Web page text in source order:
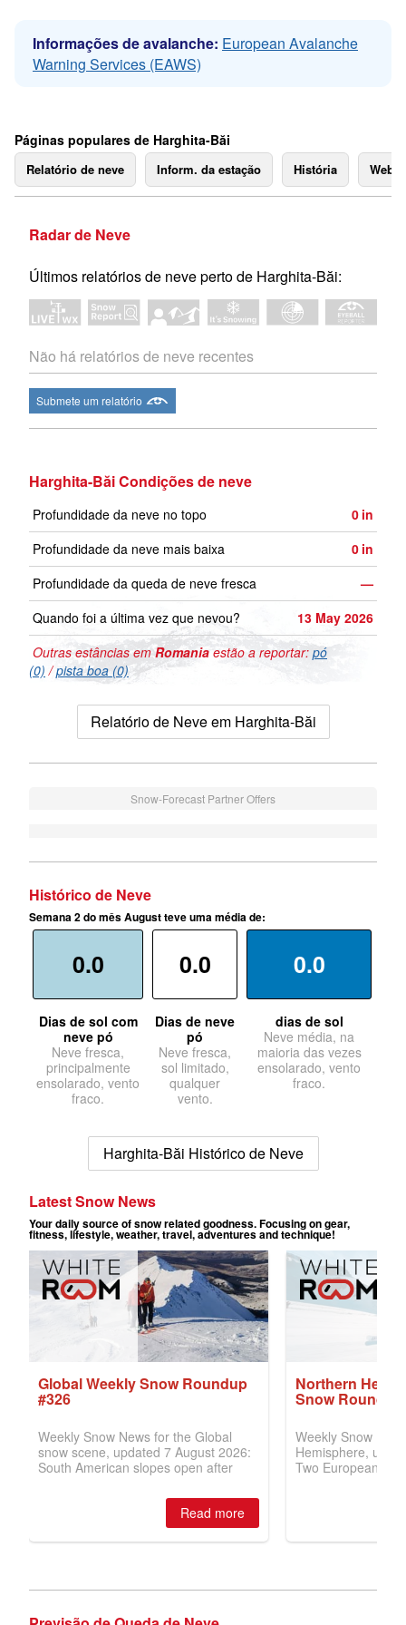
Informações de avalanche: European Avalanche
Warning Services (EAWS)
Páginas populares de Harghita-Băi
Relatório de neve Inform. da estação História
Radar de Neve
Últimos relatórios de neve perto de Harghita-Băi:
Não há relatórios de neve recentes
Submete um relatório
Harghita-Băi Condições de neve
Profundidade da neve no topo 0 in
Profundidade da neve mais baixa
0 in
Profundidade da queda de neve fresca
—
Quando foi a última vez que nevou?
13 May 2026
Outras estâncias emRomania estão a reportar: pó
(0) /pista boa (0)
Relatório de Neve em Harghita-Băi
Snow-Forecast Partner Offers
Histórico de Neve
Semana 2 do mês August teve uma média de:
0.0
Dias de sol com
neve pó
Neve fresca,
principalmente
ensolarado, vento
fraco.
0.0
Dias de neve
pó
Neve fresca,
sol limitado,
qualquer
vento.
0.0
dias de sol
Neve média, na
maioria das vezes
ensolarado, vento
fraco.
Harghita-Băi Histórico de Neve